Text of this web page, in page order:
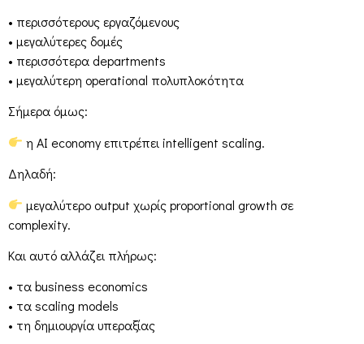
• περισσότερους εργαζόμενους
• μεγαλύτερες δομές
• περισσότερα departments
• μεγαλύτερη operational πολυπλοκότητα
Σήμερα όμως:
η AI economy επιτρέπει intelligent scaling.
Δηλαδή:
μεγαλύτερο output χωρίς proportional growth σε
complexity.
Και αυτό αλλάζει πλήρως:
• τα business economics
• τα scaling models
• τη δημιουργία υπεραξίας